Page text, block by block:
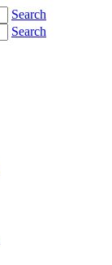
Search
Search